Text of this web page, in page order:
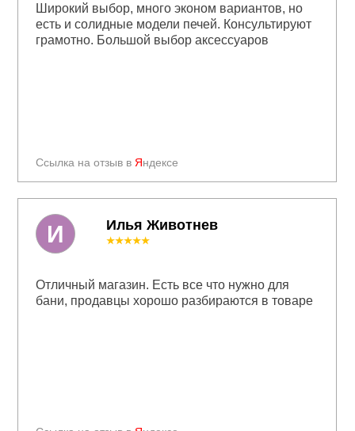
Ссылка на отзыв в Яндексе
Широкий выбор, много эконом вариантов, но
есть и солидные модели печей. Консультируют
грамотно. Большой выбор аксессуаров
Илья Животнев
★★★★★
Отличный магазин. Есть все что нужно для
бани, продавцы хорошо разбираются в товаре
И